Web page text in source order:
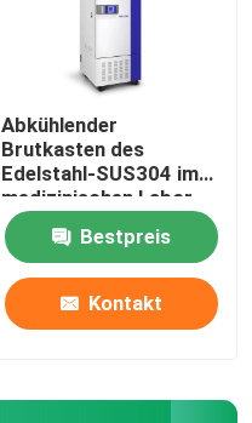
Abkühlender
Brutkasten des
Edelstahl-SUS304 im
medizinischen Labor
400L
Bestpreis
Kontakt